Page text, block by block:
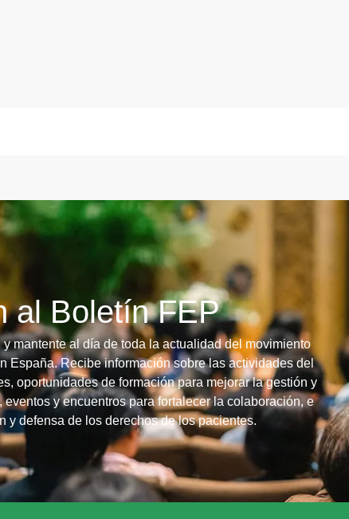
al Boletín FEP
mantente al día de toda la actualidad del movimiento
España. Recibe información sobre las actividades del
oportunidades de formación para mejorar la gestión y
y encuentros para fortalecer la colaboración, e
y defensa de los derechos de los pacientes.